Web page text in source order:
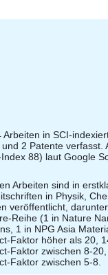
Arbeiten in SCI-
2 Patente verfasst.
88) laut Google
Arbeiten sind in
in Physik,
veröffentlicht,
Reihe (1 in Nature
1 in NPG Asia
Faktor höher als 20,
Faktor zwischen 8-
Faktor zwischen 5-8.